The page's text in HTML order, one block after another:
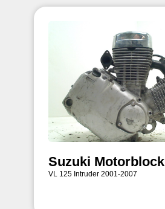
Suzuki Motorblock
VL 125 Intruder 2001-2007